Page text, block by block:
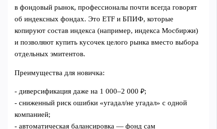
в фондовый рынок, профессионалы почти всегда говорят
об индексных фондах. Это ETF и БПИФ, которые
копируют состав индекса (например, индекса Мосбиржи)
и позволяют купить кусочек целого рынка вместо выбора
отдельных эмитентов.
Преимущества для новичка:
- диверсификация даже на 1 000–2 000 ₽;
- сниженный риск ошибки «угадал/не угадал» с одной
компанией;
- автоматическая балансировка — фонд сам